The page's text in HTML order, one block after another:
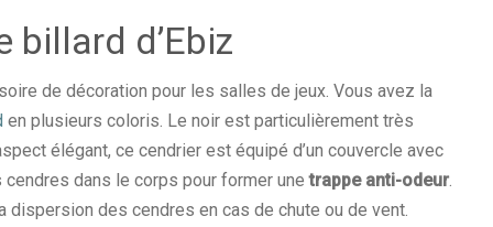
billard d’Ebiz
de décoration pour les salles de jeux. Vous avez la
en plusieurs coloris. Le noir est particulièrement très
élégant, ce cendrier est équipé d’un couvercle avec
dans le corps pour former unetrappe anti-odeur.
des cendres en cas de chute ou de vent.